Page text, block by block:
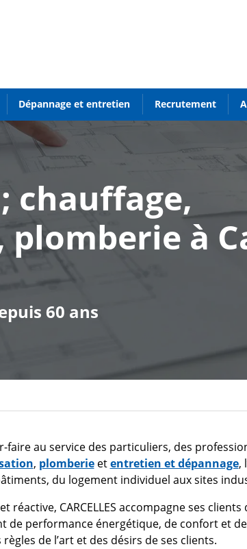
Dépannage et entretien Recrutement
chauffage,
à
60 ans
faire au service des particuliers, des
, plomberieetentretien et dépannage,
du logement individuel aux sites
réactive, CARCELLES accompagne ses
de performance énergétique, de confort et
règles de l’art et des désirs de ses clients.